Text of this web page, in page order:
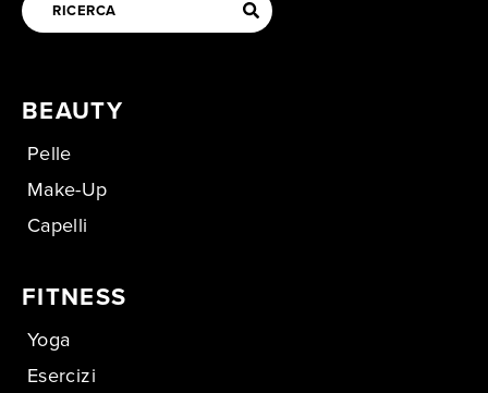
BEAUTY
Pelle
Make-Up
Capelli
FITNESS
Yoga
Esercizi